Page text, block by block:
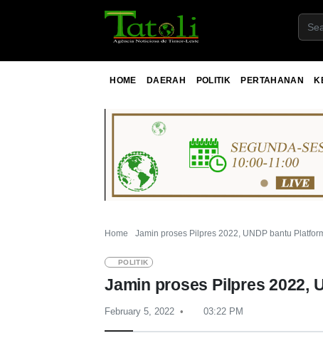
HOME DAERAH POLITIK PERTAHANAN
Home Jamin proses Pilpres 2022, UNDP bantu
POLITIK
Jamin proses Pilpres 2022,
February 5, 2022 03:22 PM